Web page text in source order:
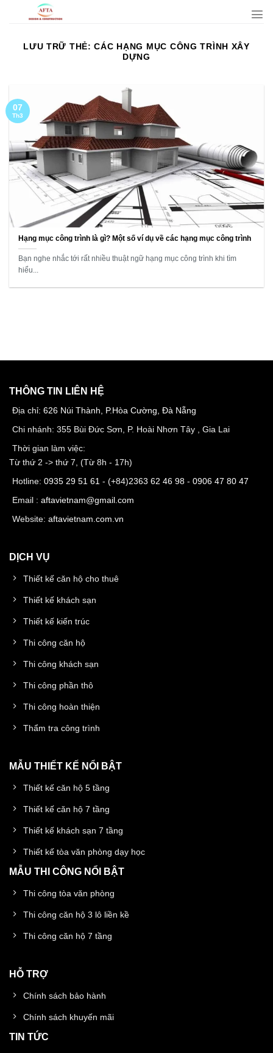
LƯU TRỮ THẺ:CÁC HẠNG MỤC CÔNG TRÌNH XÂY
DỰNG
Hạng mục công trình là gì? Một số ví dụ về các hạng mục công trình
Bạn nghe nhắc tới rất nhiều thuật ngữ hạng mục công trình khi tìm
hiểu...
07
Th3
THÔNG TIN LIÊN HỆ
Địa chỉ: 626 Núi Thành, P.Hòa Cường, Đà Nẵng
Chi nhánh: 355 Bùi Đức Sơn, P. Hoài Nhơn Tây , Gia Lai
Thời gian làm việc:
Từ thứ 2 -> thứ 7, (Từ 8h - 17h)
Hotline: 0935 29 51 61 - (+84)2363 62 46 98 - 0906 47 80 47
Email : aftavietnam@gmail.com
Website: aftavietnam.com.vn
DỊCH VỤ
Thiết kế căn hộ cho thuê
Thiết kế khách sạn
Thiết kế kiến trúc
Thi công căn hộ
Thi công khách sạn
Thi công phần thô
Thi công hoàn thiện
Thẩm tra công trình
MẪU THIẾT KẾ NỔI BẬT
Thiết kế căn hộ 5 tầng
Thiết kế căn hộ 7 tầng
Thiết kế khách sạn 7 tầng
Thiết kế tòa văn phòng dạy học
MẪU THI CÔNG NỔI BẬT
Thi công tòa văn phòng
Thi công căn hộ 3 lô liền kề
Thi công căn hộ 7 tầng
HỖ TRỢ
Chính sách bảo hành
Chính sách khuyến mãi
TIN TỨC